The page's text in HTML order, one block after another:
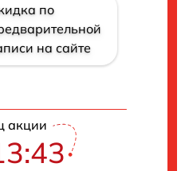
по
на сайте
акции